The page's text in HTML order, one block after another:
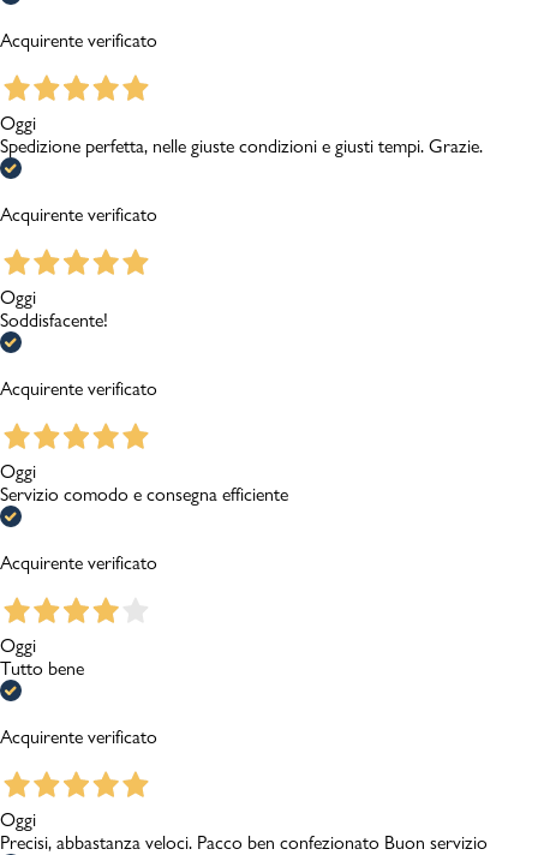
Acquirente verificato
Oggi
Spedizione perfetta, nelle giuste condizioni e giusti tempi. Grazie.
Acquirente verificato
Oggi
Soddisfacente!
Acquirente verificato
Oggi
Servizio comodo e consegna efficiente
Acquirente verificato
Oggi
Tutto bene
Acquirente verificato
Oggi
Precisi, abbastanza veloci. Pacco ben confezionato Buon servizio